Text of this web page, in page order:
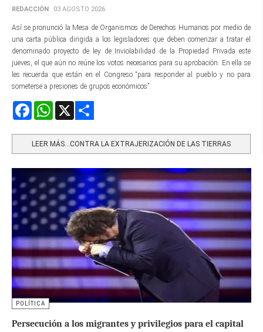
REDACCIÓN 03 AGOSTO 2026
Así se pronunció la Mesa de Organismos de Derechos Humanos por medio de
una carta pública dirigida a los legisladores que deben comenzar a tratar el
denominado proyecto de ley de Inviolabilidad de la Propiedad Privada este
jueves, el que aún no reúne los votos necesarios para su aprobación. En ella se
les recuerda que están en el Congreso “para responder al pueblo y no para
someterse a presiones de grupos económicos”.
FacebookWhatsApp
LEER MÁS…CONTRA LA EXTRAJERIZACIÓN DE LAS TIERRAS
POLÍTICA
Persecución a los migrantes y privilegios para el capital